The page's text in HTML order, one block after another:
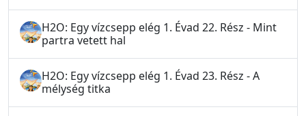
H2O: Egy vízcsepp elég 1. Évad 22. Rész - Mint
partra vetett hal
H2O: Egy vízcsepp elég 1. Évad 23. Rész - A
mélység titka